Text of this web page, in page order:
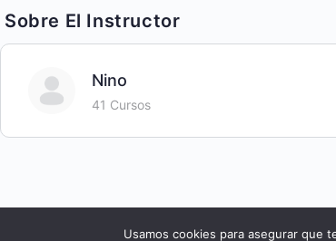
Sobre El Instructor
Nino
41 Cursos
Usamos cookies para asegurar que